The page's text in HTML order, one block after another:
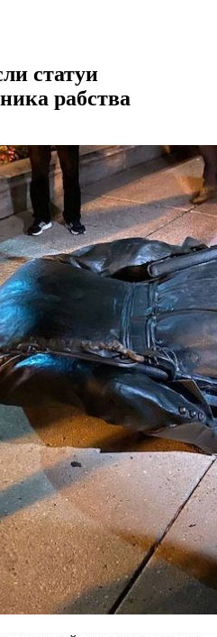
статуи
рабства